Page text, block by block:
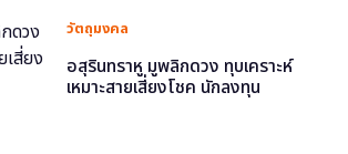
วัตถุมงคล
อสุรินทราหู มูพลิกดวง ทุบเคราะห์
เหมาะสายเสี่ยงโชค นักลงทุน